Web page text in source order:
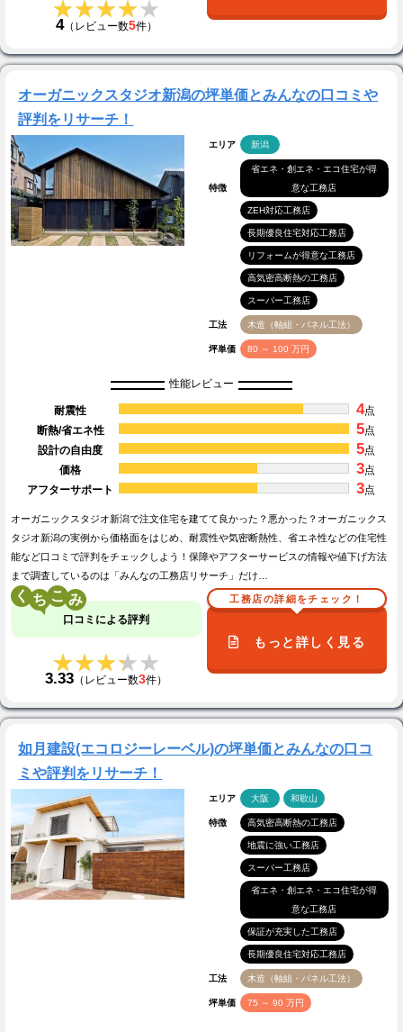
★★★★★
★★★★★
4（レビュー数5件）
オーガニックスタジオ新潟の坪単価とみんなの口コミや
評判をリサーチ！
エリア 新潟
特徴
省エネ・創エネ・エコ住宅が得
意な工務店
ZEH対応工務店
長期優良住宅対応工務店
リフォームが得意な工務店
高気密高断熱の工務店
スーパー工務店
工法 木造（軸組・パネル工法）
坪単価 80 ～ 100 万円
性能レビュー
耐震性 4点
断熱/省エネ性
5点
設計の自由度
5点
価格
3点
アフターサポート
3点
オーガニックスタジオ新潟で注文住宅を建てて良かった？悪かった？オーガニックス
タジオ新潟の実例から価格面をはじめ、耐震性や気密断熱性、省エネ性などの住宅性
能など口コミで評判をチェックしよう！保障やアフターサービスの情報や値下げ方法
まで調査しているのは「みんなの工務店リサーチ」だけ…
く こ
口コミによる評判
★★★★★
★★★★★
3.33 （レビュー数3件）
工務店の詳細をチェック！
もっと詳しく見る
如月建設(エコロジーレーベル)の坪単価とみんなの口コ
ミや評判をリサーチ！
エリア 大阪 和歌山
特徴 高気密高断熱の工務店
地震に強い工務店
スーパー工務店
省エネ・創エネ・エコ住宅が得
意な工務店
保証が充実した工務店
長期優良住宅対応工務店
工法 木造（軸組・パネル工法）
坪単価 75 ～ 90 万円